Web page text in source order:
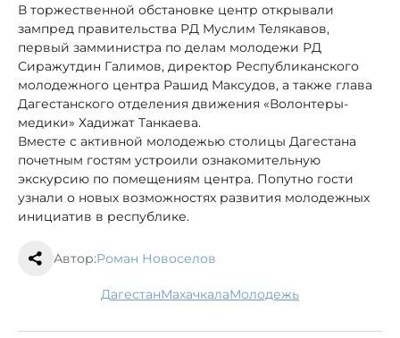
В торжественной обстановке центр открывали
зампред правительства РД Муслим Телякавов,
первый замминистра по делам молодежи РД
Сиражутдин Галимов, директор Республиканского
молодежного центра Рашид Максудов, а также глава
Дагестанского отделения движения «Волонтеры-
медики» Хадижат Танкаева.
Вместе с активной молодежью столицы Дагестана
почетным гостям устроили ознакомительную
экскурсию по помещениям центра. Попутно гости
узнали о новых возможностях развития молодежных
инициатив в республике.
Автор:Роман Новоселов
Дагестан Махачкала молодежь